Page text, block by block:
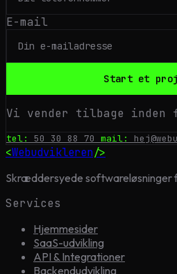
E-mail
Start et
Vi vender tilbage inden
tel: 50 30 88 70 mail:
<Webudvikleren/>
Skræddersyede softwareløsninger
Services
Hjemmesider
SaaS-udvikling
API & Integrationer
Backendudvikling